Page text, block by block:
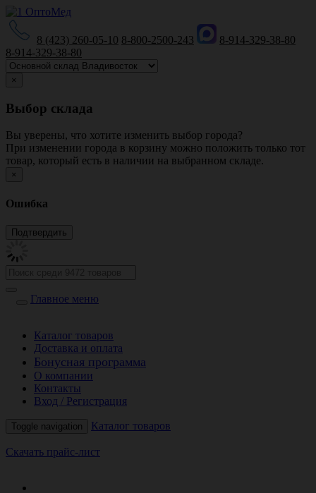
8 (423) 260-05-10 8-800-2500-243
8-914-329-38-80
8-914-329-38-80
×
Выбор склада
Вы уверены, что хотите изменить выбор города?
При изменении города в корзину можно положить только тот
товар, который есть в наличии на выбранном складе.
×
Ошибка
Главное меню
Каталог товаров
Доставка и оплата
Бонусная программа
О компании
Контакты
Вход / Регистрация
Toggle navigation Каталог товаров
Скачать прайс-лист